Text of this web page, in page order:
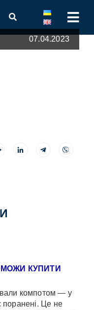
07.04.2023
КУПИТИ
компотом — у
поранені. Це не